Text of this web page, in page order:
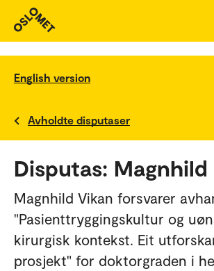
English version
Avholdte disputaser
Disputas: Magnhild
Magnhild Vikan forsvarer
"Pasienttryggingskultur og
kirurgisk kontekst. Eit
prosjekt" for doktorgraden i